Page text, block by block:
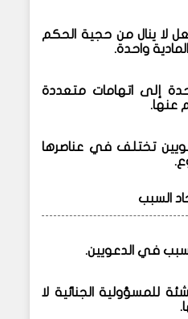
لا ينال من حجية الحكم
واحدة.
إلى اتهامات متعددة
عنها.
تختلف في عناصرها
السبب
في الدعويين.
للمسؤولية الجنائية لا